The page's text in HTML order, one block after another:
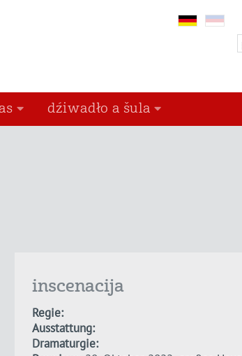
dźiwadło a šula
inscenacija
Regie:
Ausstattung:
Dramaturgie: